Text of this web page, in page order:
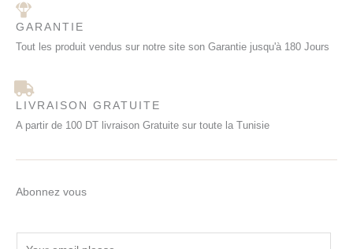
GARANTIE
Tout les produit vendus sur notre site son Garantie jusqu'à 180 Jours
LIVRAISON GRATUITE
A partir de 100 DT livraison Gratuite sur toute la Tunisie
Abonnez vous